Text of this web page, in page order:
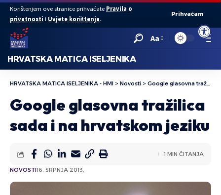
Open
Korištenjem ove stranice prihvaćate Pravila o
privatnosti i Uvjete korištenja.
Prihvaćam
Aa
HRVATSKA MATICA ISELJENIKA
HRVATSKA MATICA ISELJENIKA - HMI > Novosti > Google glasovna tražilica sada i na hrvatskom jeziku
Google glasovna tražilica
sada i na hrvatskom jeziku
NOVOSTI16. SRPNJA 2013.
1 MIN ČITANJA